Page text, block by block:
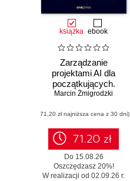
książka ebook
Zarządzanie
projektami AI dla
początkujących.
Jak optymalizować
biznesowe za
pomocą modeli
językowych (LLM)
Marcin Żmigrodzki
(71,20 zł najniższa cena z 30 dni)
71.20 zł
Do 15.08.26
Oszczędzasz 20%!
W realizacji od 02.09.26 r.